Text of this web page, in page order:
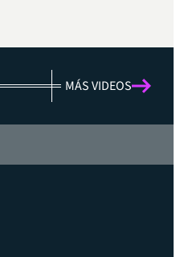
MÁS VIDEOS